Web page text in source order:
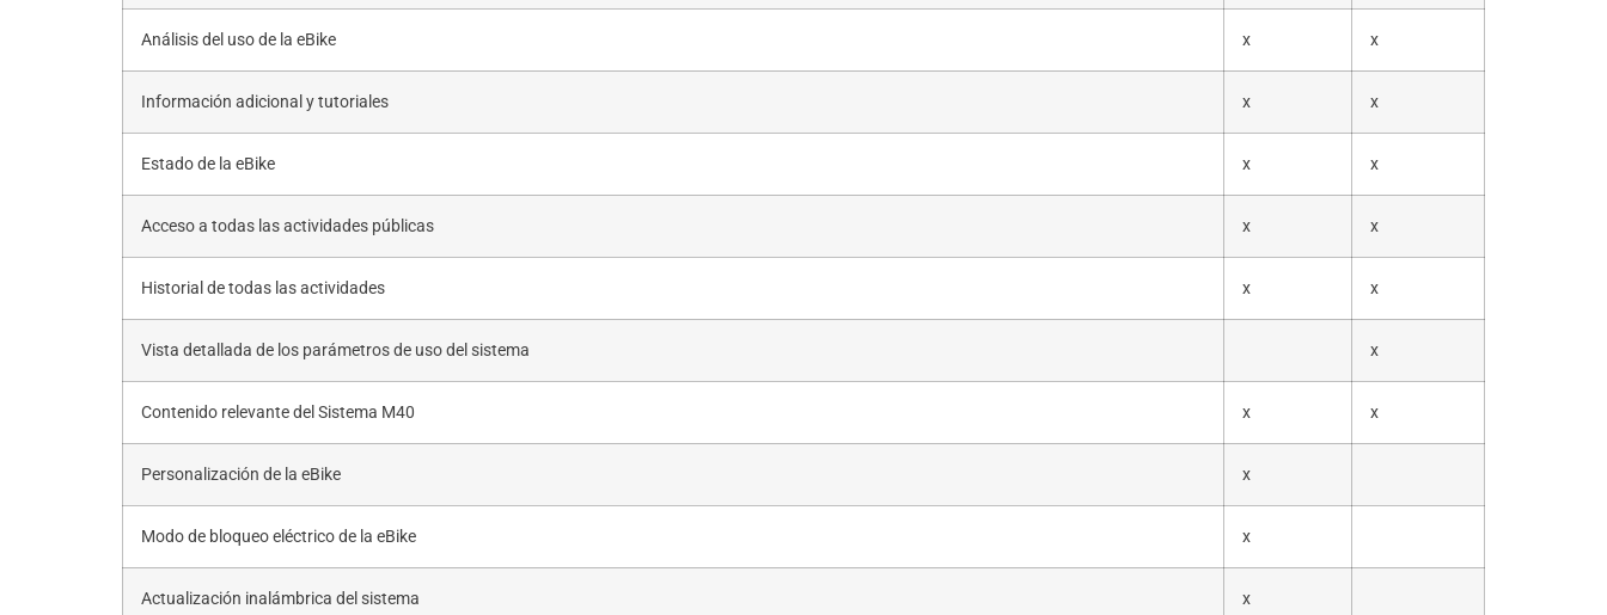
Análisis del uso de la eBike x x
Información adicional y tutoriales x x
Estado de la eBike x x
Acceso a todas las actividades públicas x x
Historial de todas las actividades x x
Vista detallada de los parámetros de uso del sistema x
Contenido relevante del Sistema M40 x x
Personalización de la eBike x
Modo de bloqueo eléctrico de la eBike x
Actualización inalámbrica del sistema x